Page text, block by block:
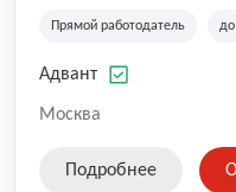
зарегистрирована в
лиц и коммерческих
Прямой работодатель до
Адвант
Москва
Подробнее